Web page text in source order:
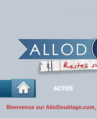
ACTUS
Bienvenue sur AlloDoublage.com